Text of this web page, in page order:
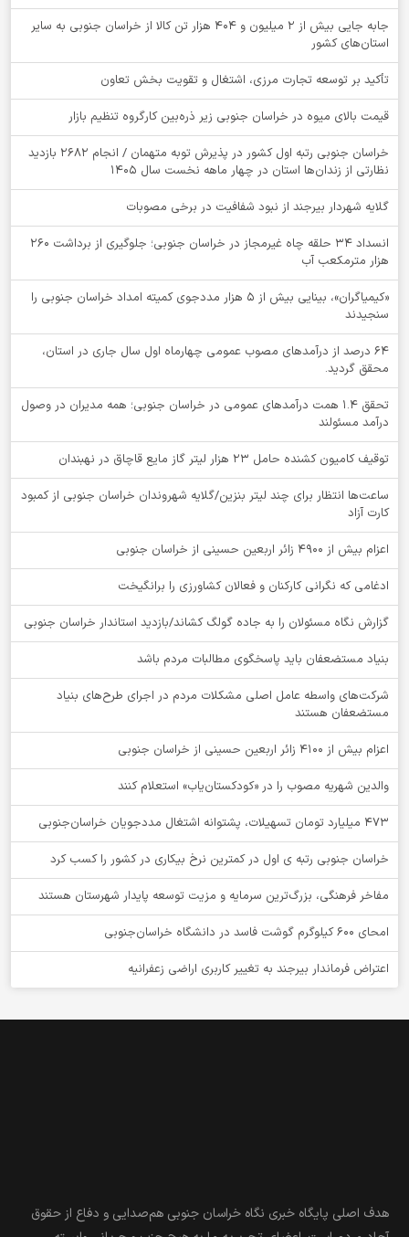
جابه جایی بیش از 2 میلیون و 404 هزار تن کالا از خراسان جنوبی به سایر
استان‌های کشور
تأکید بر توسعه تجارت مرزی، اشتغال و تقویت بخش تعاون
قیمت بالای میوه در خراسان جنوبی زیر ذره‌بین کارگروه تنظیم بازار
خراسان جنوبی رتبه اول کشور در پذیرش توبه متهمان / انجام ۲۶۸۲ بازدید
نظارتی از زندان‌ها استان در چهار ماهه نخست سال 1405
گلایه شهردار بیرجند از نبود شفافیت در برخی مصوبات
انسداد ۳۴ حلقه چاه غیرمجاز در خراسان جنوبی؛ جلوگیری از برداشت ۲۶۰
هزار مترمکعب آب
«کیمیاگران»، بینایی بیش از ۵ هزار مددجوی کمیته امداد خراسان جنوبی را
سنجیدند
64 درصد از درآمدهای مصوب عمومی چهارماه اول سال جاری در استان،
محقق گردید.
تحقق ۱.۴ همت درآمدهای عمومی در خراسان جنوبی؛ همه مدیران در وصول
درآمد مسئولند
توقيف کامیون کشنده حامل 23 هزار لیتر گاز مایع قاچاق در نهبندان
ساعت‌ها انتظار برای چند لیتر بنزین/گلایه شهروندان خراسان جنوبی از کمبود
کارت آزاد
اعزام بیش از 4900 زائر اربعین حسینی از خراسان جنوبی
ادغامی که نگرانی کارکنان و فعالان کشاورزی را برانگیخت
گزارش نگاه مسئولان را به جاده گولگ کشاند/بازدید استاندار خراسان جنوبی
بنیاد مستضعفان باید پاسخگوی مطالبات مردم باشد
شرکت‌های واسطه عامل اصلی مشکلات مردم در اجرای طرح‌های بنیاد
مستضعفان هستند
اعزام بیش از 4100 زائر اربعین حسینی از خراسان جنوبی
والدین شهریه مصوب را در «کودکستان‌یاب» استعلام کنند
۴۷۳ میلیارد تومان تسهیلات، پشتوانه اشتغال مددجویان خراسان‌جنوبی
خراسان جنوبی رتبه ی اول در کمترین نرخ بیکاری در کشور را کسب کرد
مفاخر فرهنگی، بزرگ‌ترین سرمایه و مزیت توسعه پایدار شهرستان هستند
امحای ۶۰۰ کیلوگرم گوشت فاسد در دانشگاه خراسان‌جنوبی
اعتراض فرماندار بیرجند به تغییر کاربری اراضی زعفرانیه
هدف اصلی پایگاه خبری نگاه خراسان جنوبی هم‌صدایی و دفاع از حقوق